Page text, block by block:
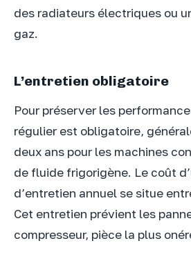
des radiateurs électriques ou
gaz.
L’entretien obligatoire
Pour préserver les
régulier est obligatoire,
deux ans pour les machines
de fluide frigorigène. Le coût
d’entretien annuel se situe
Cet entretien prévient les
compresseur, pièce la plus